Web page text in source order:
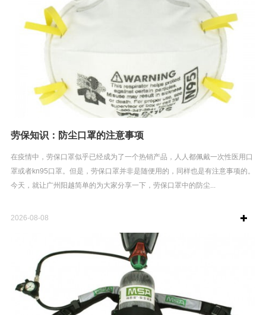
劳保知识：防尘口罩的注意事项
在疫情中，劳保口罩似乎已经成为了一个热销产品，人人都佩戴一次性医用口
罩或者kn95口罩。但是，劳保口罩并非是随便用的，同样也是有注意事项的。
今天，就让广州阳越简单的为大家分享一下，劳保口罩中的防尘...
2026-08-08